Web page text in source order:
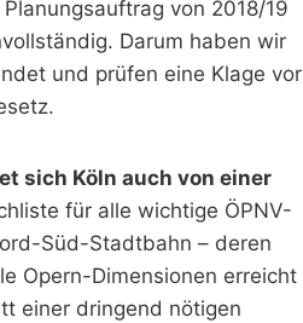
von 2018/19
Darum haben wir
und prüfen eine Klage vor
sich Köln auch von einer
für alle wichtige ÖPNV-
Süd-Stadtbahn – deren
Opern-Dimensionen erreicht
einer dringend nötigen